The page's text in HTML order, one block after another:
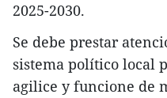
2025-2030.
Se debe prestar
sistema político local
agilice y funcione de